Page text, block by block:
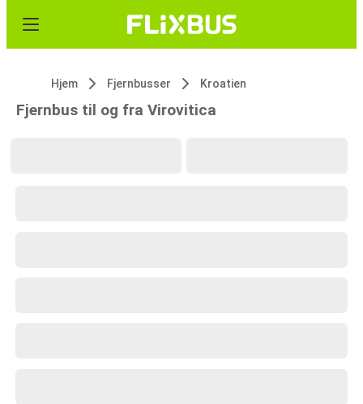
Hjem Fjernbusser Kroatien
Fjernbus til og fra Virovitica